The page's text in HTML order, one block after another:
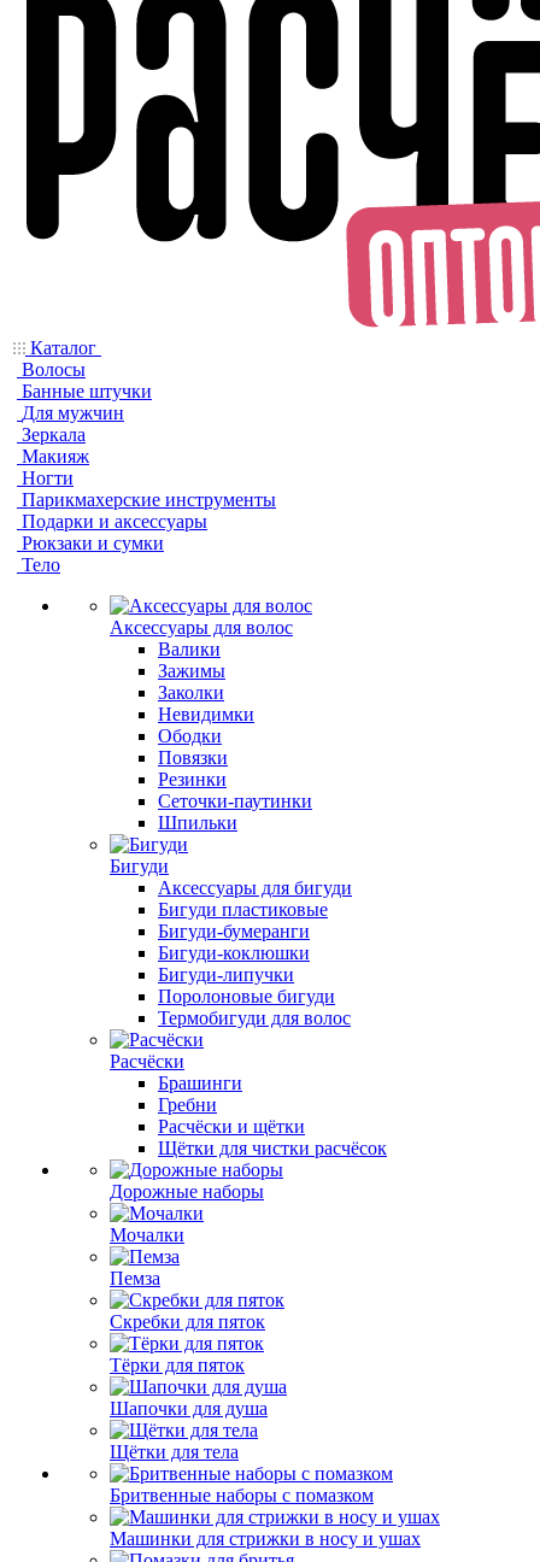
Каталог
Волосы
Банные штучки
Для мужчин
Зеркала
Макияж
Ногти
Парикмахерские инструменты
Подарки и аксессуары
Рюкзаки и сумки
Тело
Аксессуары для волос
Валики
Зажимы
Заколки
Невидимки
Ободки
Повязки
Резинки
Сеточки-паутинки
Шпильки
Бигуди
Аксессуары для бигуди
Бигуди пластиковые
Бигуди-бумеранги
Бигуди-коклюшки
Бигуди-липучки
Поролоновые бигуди
Термобигуди для волос
Расчёски
Брашинги
Гребни
Расчёски и щётки
Щётки для чистки расчёсок
Дорожные наборы
Мочалки
Пемза
Скребки для пяток
Тёрки для пяток
Шапочки для душа
Щётки для тела
Бритвенные наборы с помазком
Машинки для стрижки в носу и ушах